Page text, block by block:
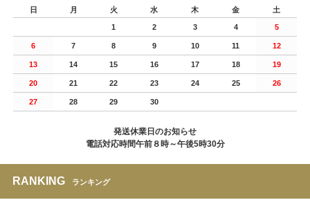
日
月 火 水 木 金 土
1 2 3 4 5
6 7 8 9 10 11 12
13 14 15 16 17 18 19
20 21 22 23 24 25 26
27 28 29 30
発送休業日のお知らせ
電話対応時間午前８時～午後5時30分
RANKING ランキング